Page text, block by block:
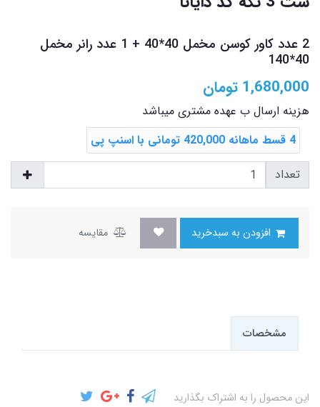
2 عدد کاور کوسن مخمل 40*40 + 1 عدد رانر مخمل
40*140
1,680,000 تومان
هزینه ارسال ب عهده مشتری میباشد
4 قسط ماهانه 420,000 تومانی با اسنپ ‌پی
تعداد
مقایسه
مشخصات
این محصول را به اشتراک بگذارید